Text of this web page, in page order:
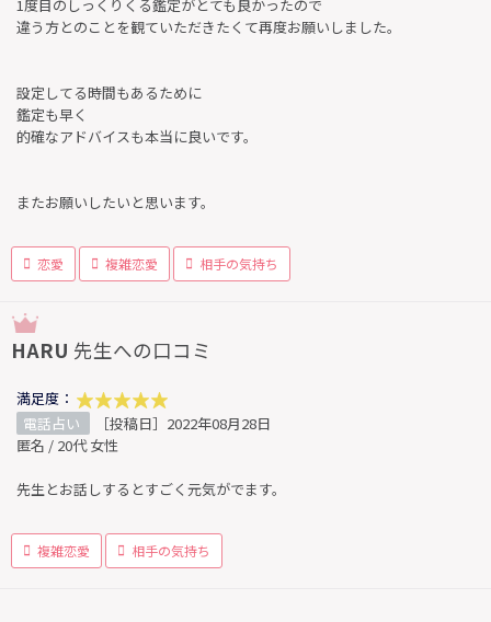
1度目のしっくりくる鑑定がとても良かったので
違う方とのことを観ていただきたくて再度お願いしました。
設定してる時間もあるために
鑑定も早く
的確なアドバイスも本当に良いです。
またお願いしたいと思います。
恋愛 複雑恋愛 相手の気持ち
HARU 先生への口コミ
満足度：
電話占い
［投稿日］2022年08月28日
匿名 / 20代 女性
先生とお話しするとすごく元気がでます。
複雑恋愛 相手の気持ち